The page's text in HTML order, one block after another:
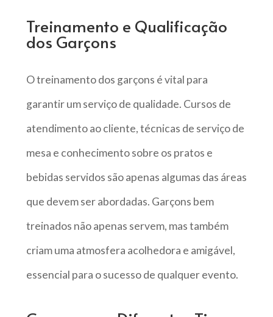
Treinamento e Qualificação
dos Garçons
O treinamento dos garçons é vital para
garantir um serviço de qualidade. Cursos de
atendimento ao cliente, técnicas de serviço de
mesa e conhecimento sobre os pratos e
bebidas servidos são apenas algumas das áreas
que devem ser abordadas. Garçons bem
treinados não apenas servem, mas também
criam uma atmosfera acolhedora e amigável,
essencial para o sucesso de qualquer evento.